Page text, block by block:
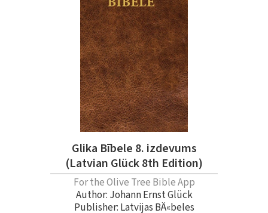
Glika Bībele 8. izdevums
(Latvian Glück 8th Edition)
For the Olive Tree Bible App
Author: Johann Ernst Glück
Publisher: Latvijas BÄ«beles